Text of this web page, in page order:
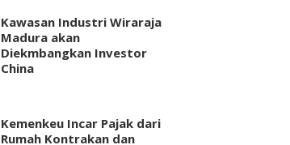
Kawasan Industri Wiraraja
Madura akan
Diekmbangkan Investor
China
Kemenkeu Incar Pajak dari
Rumah Kontrakan dan